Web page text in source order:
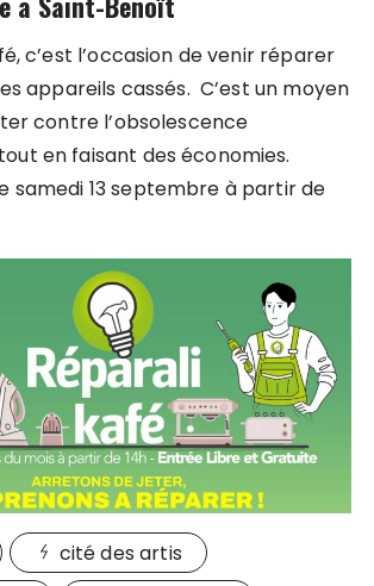
c’est l’occasion de venir réparer
appareils cassés. C’est un moyen
contre l’obsolescence
en faisant des économies.
samedi 13 septembre à partir de
cité des artis